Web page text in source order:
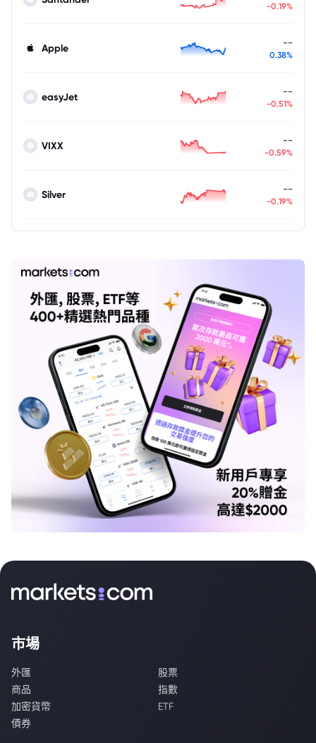
-0.19%
Apple --
0.38%
easyJet --
-0.51%
VIXX --
-0.59%
Silver --
-0.19%
市場
外匯
股票
商品
指數
加密貨幣
ETF
債券